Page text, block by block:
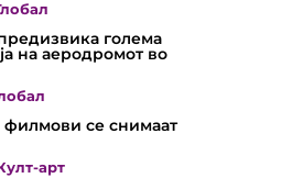
голема
на аеродромот во
се снимаат
арт